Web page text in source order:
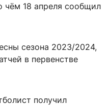
чём 18 апреля сообщил
сезона 2023/2024,
в первенстве
получил